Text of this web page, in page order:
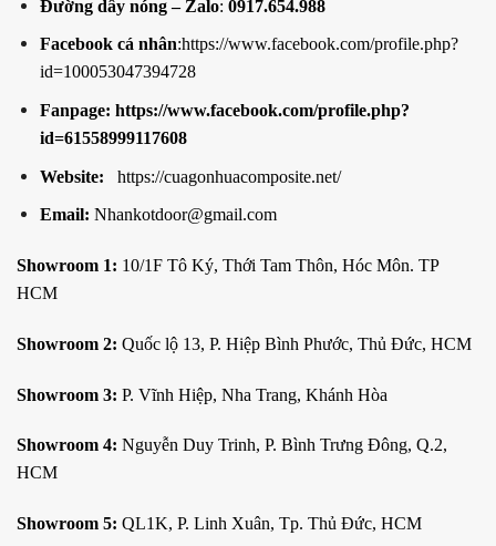
Đường dây nóng – Zalo: 0917.654.988
Facebook cá nhân:https://www.facebook.com/profile.php?
id=100053047394728
Fanpage: https://www.facebook.com/profile.php?
id=61558999117608
Website: https://cuagonhuacomposite.net/
Email: Nhankotdoor@gmail.com
Showroom 1: 10/1F Tô Ký, Thới Tam Thôn, Hóc Môn. TP
HCM
Showroom 2: Quốc lộ 13, P. Hiệp Bình Phước, Thủ Đức, HCM
Showroom 3: P. Vĩnh Hiệp, Nha Trang, Khánh Hòa
Showroom 4: Nguyễn Duy Trinh, P. Bình Trưng Đông, Q.2,
HCM
Showroom 5: QL1K, P. Linh Xuân, Tp. Thủ Đức, HCM